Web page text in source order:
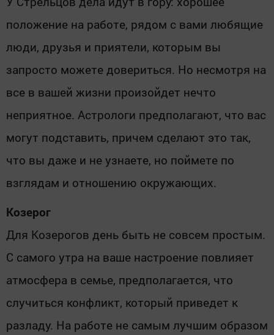
положение на работе, рядом с вами любящие
люди, друзья и приятели, которым вы
запросто можете довериться. Но несмотря на
все в вашей жизни произойдет нечто
неприятное. Астрологи предполагают, что вас
могут подставить, причем сделают это так,
что вы даже и не узнаете, но поймете по
взглядам и отношению окружающих.
Козерог
Для Козерогов день быть не совсем простым.
С самого утра на ваше настроение повлияет
атмосфера в семье, предполагается, что
случиться конфликт, который приведет к
разладу. На работе не самым лучшим образом